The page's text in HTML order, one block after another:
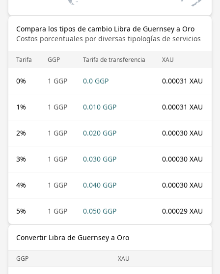
Compara los tipos de cambio Libra de Guernsey a Oro
Costos porcentuales por diversas tipologías de servicios
Tarifa GGP Tarifa de transferencia XAU
0% 1 GGP 0.0 GGP 0.00031 XAU
1% 1 GGP 0.010 GGP 0.00031 XAU
2% 1 GGP 0.020 GGP 0.00030 XAU
3% 1 GGP 0.030 GGP 0.00030 XAU
4% 1 GGP 0.040 GGP 0.00030 XAU
5% 1 GGP 0.050 GGP 0.00029 XAU
Convertir Libra de Guernsey a Oro
GGP XAU